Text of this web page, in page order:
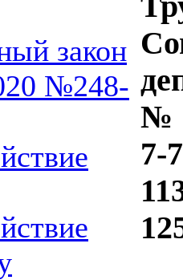
закон
№248-
№
7-